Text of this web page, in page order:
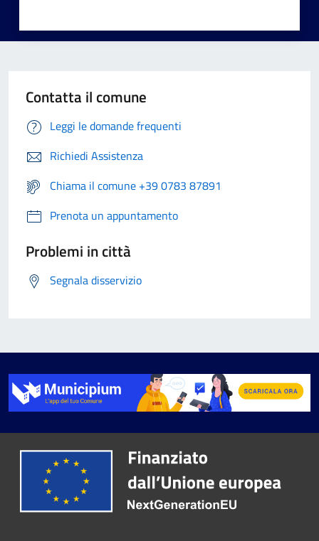
Contatta il comune
Leggi le domande frequenti
Richiedi Assistenza
Chiama il comune +39 0783 87891
Prenota un appuntamento
Problemi in città
Segnala disservizio